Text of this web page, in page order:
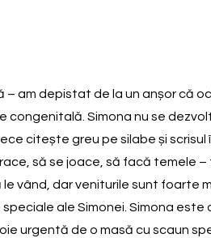
am depistat de la un anșor că
Simona nu se
citește greu pe silabe și scrisul
să se joace, să facă temele
vând, dar veniturile sunt foarte
ale Simonei. Simona este
urgentă de o masă cu scaun